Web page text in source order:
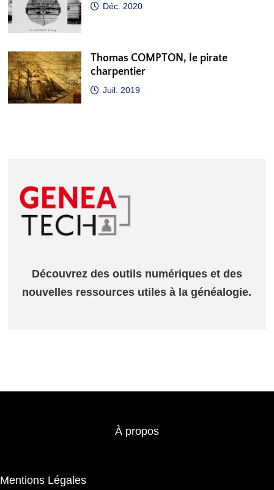
Déc. 2020
Thomas COMPTON, le pirate
charpentier
Juil. 2019
Découvrez des outils numériques et des
nouvelles ressources utiles à la généalogie.
À propos
Mentions Légales